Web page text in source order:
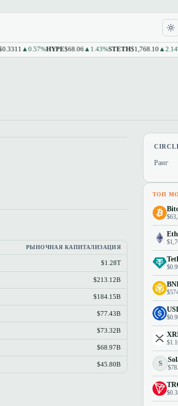
▲0.57%HYPE$68.06▲1.43%STETH$1,768.10▲2.14%
РЫНОЧНАЯ КАПИТАЛИЗАЦИЯ
$1.28T
$213.12B
$184.15B
$77.43B
$73.32B
$68.97B
$45.80B
Ранг
ТОП
S